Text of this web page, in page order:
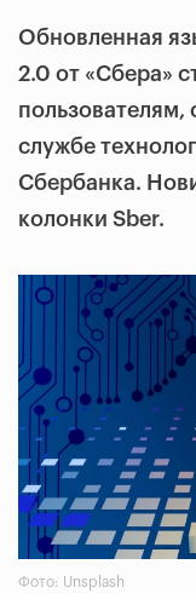
Обновленная
2.0 от «Сбера»
службе
Сбербанка.
колонки Sber.
Фото: Unsplash